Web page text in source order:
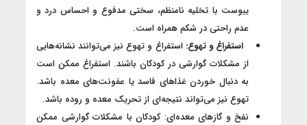
یبوست با تخلیه نامنظم، سختی مدفوع و احساس درد و
عدم راحتی در شکم همراه است.
استفراغ و تهوع: استفراغ و تهوع نیز می‌توانند نشانه‌هایی
از مشکلات گوارشی در کودکان باشند. استفراغ ممکن است
به دنبال خوردن غذاهای فاسد یا عفونت‌های معده باشد.
تهوع نیز می‌تواند نتیجه‌ای از تحریک معده و روده باشد.
نفخ و گازهای معده‌ای: کودکان با مشکلات گوارشی ممکن